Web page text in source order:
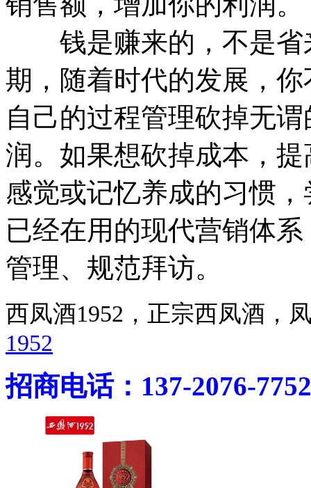
钱是赚来的，不是省
期，随着时代的发展，
自己的过程管理砍掉无
润。如果想砍掉成本，
感觉或记忆养成的习惯
已经在用的现代营销体
管理、规范拜访。
西凤酒1952，正宗西凤酒
1952
招商电话：137-2076-7752